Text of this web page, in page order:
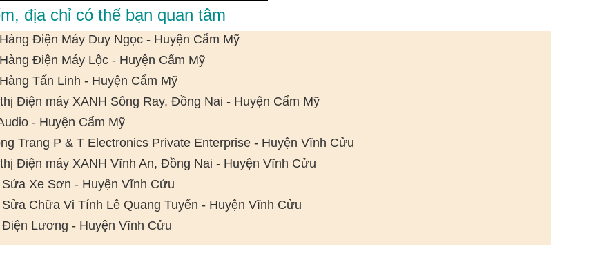
địa chỉ có thể bạn quan tâm
Điện Máy Duy Ngọc - Huyện Cẩm Mỹ
Điện Máy Lộc - Huyện Cẩm Mỹ
Tấn Linh - Huyện Cẩm Mỹ
Điện máy XANH Sông Ray, Đồng Nai - Huyện Cẩm Mỹ
- Huyện Cẩm Mỹ
Trang P & T Electronics Private Enterprise - Huyện Vĩnh Cửu
Điện máy XANH Vĩnh An, Đồng Nai - Huyện Vĩnh Cửu
Sửa Xe Sơn - Huyện Vĩnh Cửu
Sửa Chữa Vi Tính Lê Quang Tuyến - Huyện Vĩnh Cửu
Điện Lương - Huyện Vĩnh Cửu